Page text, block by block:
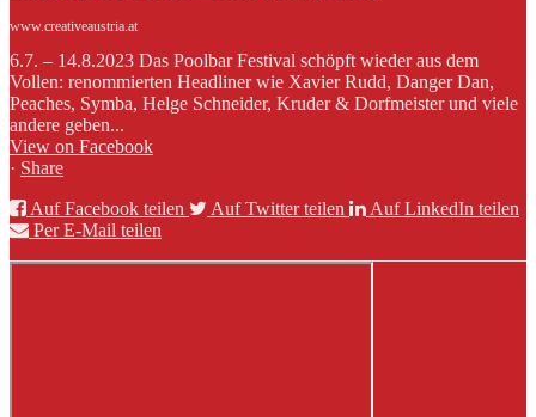
www.creativeaustria.at
6.7. – 14.8.2023 Das Poolbar Festival schöpft wieder aus dem
Vollen: renommierten Headliner wie Xavier Rudd, Danger Dan,
Peaches, Symba, Helge Schneider, Kruder & Dorfmeister und viele
andere geben...
View on Facebook
· Share
Auf Facebook teilen
Auf Twitter teilen
Auf LinkedIn teilen
Per E-Mail teilen